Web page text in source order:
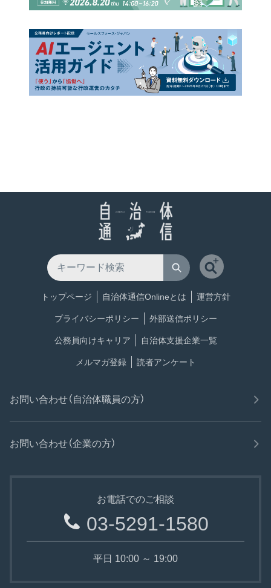
トップページ 自治体通信Onlineとは 運営方針
プライバシーポリシー 外部送信ポリシー
公務員向けキャリア 自治体支援企業一覧
メルマガ登録 読者アンケート
お問い合わせ（自治体職員の方）
お問い合わせ（企業の方）
お電話でのご相談
03-5291-1580
平日 10:00 ～ 19:00